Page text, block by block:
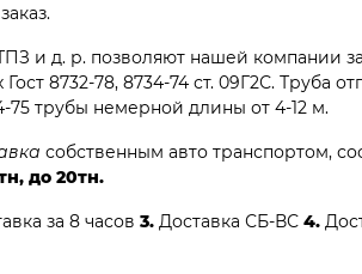
и д. р. позволяют нашей компании
8732-78, 8734-74 ст. 09Г2С. Труба
75 трубы немерной длины от 4-12 м.
собственным авто транспортом,
до 20тн.
за 8 часов 3. Доставка СБ-ВС 4.